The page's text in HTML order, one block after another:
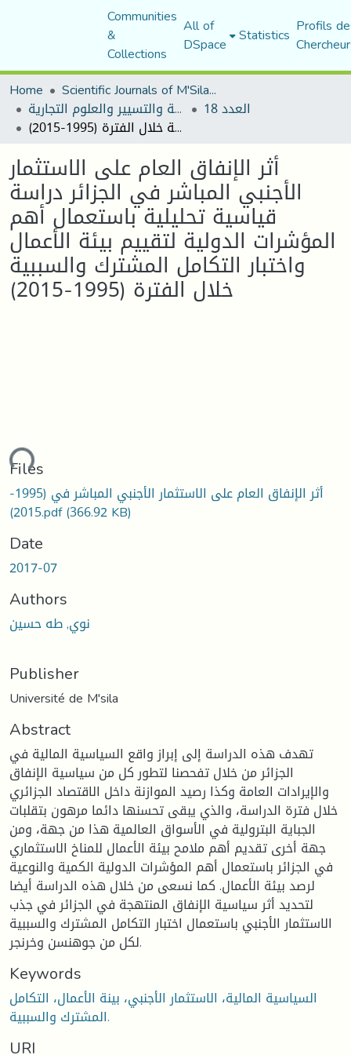
Communities
&
Collections
All of
DSpace Statistics Profils
Home
Scientific Journals of M'Sila University
مجلة العلوم الاقتصادية والتسيير والعلوم التجارية العدد 18
أثر الإنفاق العام على الاستثمار الأجنبي المباشر في الجزائر دراسة قياسية تحليلية باستعمال أهم المؤشرات الدولية لتقييم بيئة الأعمال واختبار التكامل المشترك والسببية خلال الفترة (1995-2015)
أثر الإنفاق العام على الاستثمار
الأجنبي المباشر في الجزائر دراسة
قياسية تحليلية باستعمال أهم
المؤشرات الدولية لتقييم بيئة الأعمال
واختبار التكامل المشترك والسببية
خلال الفترة (1995-2015)
Files
أثر الإنفاق العام على الاستثمار الأجنبي المباشر في (1995-
2015).pdf(366.92 KB)
Date
2017-07
Authors
نوي, طه حسين
Publisher
Université de M'sila
Abstract
تهدف هذه الدراسة إلى إبراز واقع السياسية المالية في
الجزائر من خلال تفحصنا لتطور كل من سياسية الإنفاق
والإيرادات العامة وكذا رصيد الموازنة داخل الاقتصاد الجزائري
خلال فترة الدراسة، والذي يبقى تحسنها دائما مرهون بتقلبات
الجباية البترولية في الأسواق العالمية هذا من جهة، ومن
جهة أخرى تقديم أهم ملامح بيئة الأعمال للمناخ الاستثماري
في الجزائر باستعمال أهم المؤشرات الدولية الكمية والنوعية
لرصد بيئة الأعمال. كما نسعى من خلال هذه الدراسة أيضا
لتحديد أثر سياسية الإنفاق المنتهجة في الجزائر في جذب
الاستثمار الأجنبي باستعمال اختبار التكامل المشترك والسببية
لكل من جوهنسن وخرنجر.
Keywords
السياسية المالية، الاستثمار الأجنبي، بينة الأعمال، التكامل
المشترك والسببية.
URI